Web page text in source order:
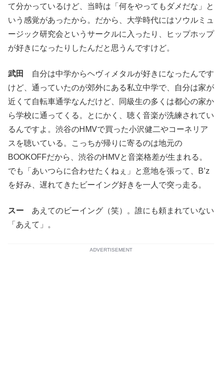
て分かっているけど、当時は「何をやってもダメだな」と
いう感覚があったから。だから、大学時代にはソウルミュ
ージック研究会というサークルに入ったり、ヒップホップ
が好きになったりしたんだと思うんですけど。
武田
自分は中学からヘヴィメタルが好きになったんです
けど、通っていたのが郊外にある私立中学で、自分は家が
近くて自転車通学なんだけど、同級生の多くは都心の家か
ら学校に通ってくる。とにかく、聴く音楽が洗練されてい
るんですよ。渋谷のHMVで買った小沢健二やコーネリア
スを聴いている。こっちが帰りに寄るのは地元の
BOOKOFFだから、渋谷のHMVと音楽格差が生まれる。
でも「あいつらに合わせたくねぇ」と意地を張って、B’z
を好み、遅れてきたビーイング好きを一人で突っ走る。
スー あえてのビーイング（笑）。誰にも頼まれていない
「あえて」。
ADVERTISEMENT